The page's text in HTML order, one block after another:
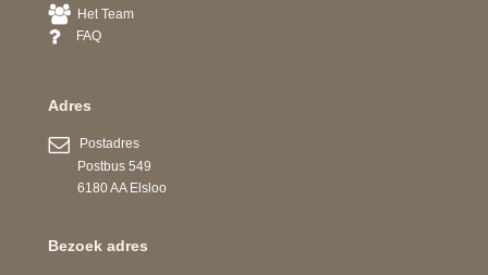
Het Team
FAQ
Adres
Postadres
Postbus 549
6180 AA Elsloo
Bezoek adres